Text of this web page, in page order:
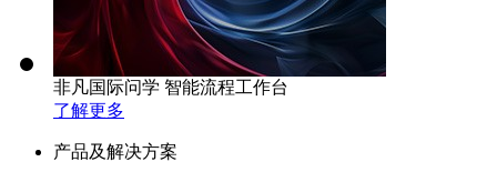
非凡国际问学 智能流程工作台
了解更多
产品及解决方案